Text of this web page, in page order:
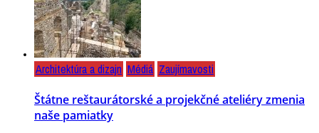
Architektúra a dizajn Médiá Zaujímavosti
Štátne reštaurátorské a projekčné ateliéry zmenia
naše pamiatky